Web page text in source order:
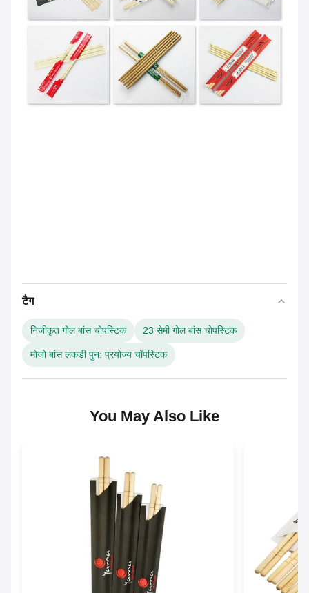
टैग
निजीकृत गोल बांस चोपस्टिक 23 सेमी गोल बांस चोपस्टिक
मोजो बांस लकड़ी पुन: प्रयोज्य चॉपस्टिक
You May Also Like